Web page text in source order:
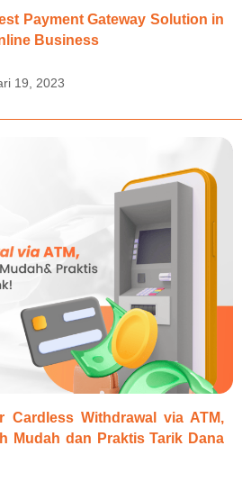
Payment Gateway Solution in
Business
19, 2023
Cardless Withdrawal via ATM,
Mudah dan Praktis Tarik Dana